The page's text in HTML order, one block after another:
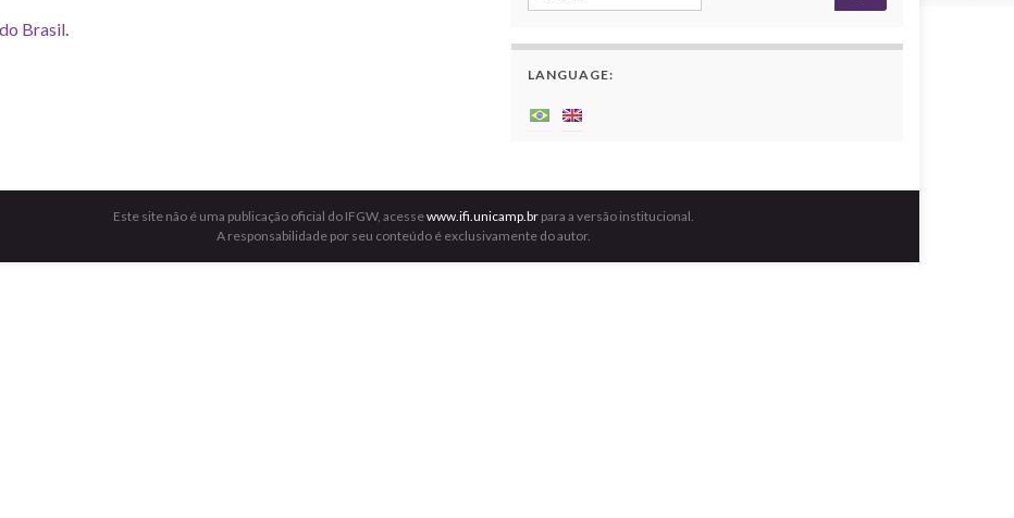
Brasil.
LANGUAGE:
Este site não é uma publicação oficial do IFGW, acessewww.ifi.unicamp.br para a versão institucional.
A responsabilidade por seu conteúdo é exclusivamente do autor.